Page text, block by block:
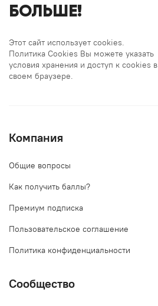
БОЛЬШЕ!
Этот сайт использует cookies.
Политика Cookies Вы можете указать
условия хранения и доступ к cookies в
своем браузере.
Компания
Общие вопросы
Как получить баллы?
Премиум подписка
Пользовательское соглашение
Политика конфиденциальности
Сообщество